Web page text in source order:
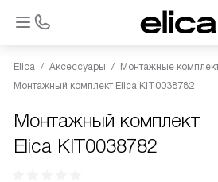
Elica Аксессуары
Монтажные
Монтажный комплект Elica KIT0038782
Монтажный комплект
Elica KIT0038782